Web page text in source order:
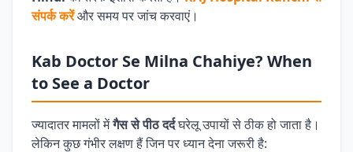
संपर्क करेंऔर समय पर जांच करवाएं।
Kab Doctor Se Milna Chahiye? When
to See a Doctor
ज्यादातर मामलों मेंगैस से पीठ दर्दघरेलू उपायों से ठीक हो जाता है।
लेकिन कुछ गंभीर लक्षण हैं जिन पर ध्यान देना जरूरी है: